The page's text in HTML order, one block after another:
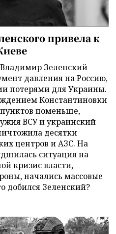
привела к
Зеленский
давления на Россию,
потерями для Украины.
Константиновки
поменьше,
ВСУ и украинский
десятки
центров и АЗС. На
ситуация на
кризис власти,
начались массовые
добился Зеленский?